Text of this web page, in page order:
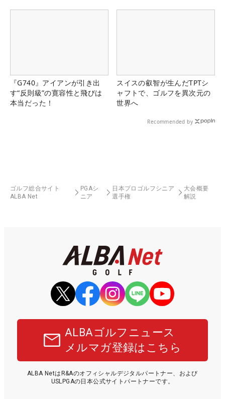
『G740』アイアンが引き出
す“反則級”の寛容性と飛びは
本当だった！
スイスの叡智が生んだTPTシ
ャフトで、ゴルフを異次元の
世界へ
Recommended by
ゴルフ総合サイト
ALBA Net
PGAシ
ニア
日本プロゴルフシニア
選手権
大会概要
解説
ALBAゴルフニュース
メルマガ登録はこちら
ALBA NetはR&Aのオフィシャルデジタルパートナー、および
USLPGAの日本公式サイトパートナーです。